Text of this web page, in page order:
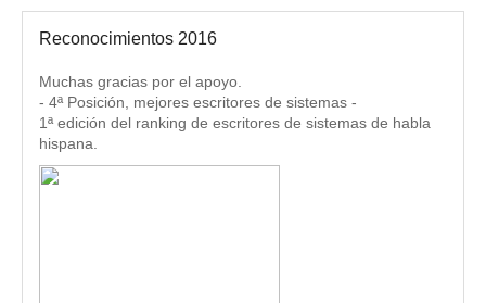
Reconocimientos 2016
Muchas gracias por el apoyo.
- 4ª Posición, mejores escritores de sistemas -
1ª edición del ranking de escritores de sistemas de habla
hispana.